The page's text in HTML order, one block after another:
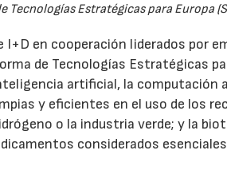
Tecnologías Estratégicas para Europa
I+D en cooperación liderados por
de Tecnologías Estratégicas
artificial, la computación
y eficientes en el uso de los
o la industria verde; y la
considerados